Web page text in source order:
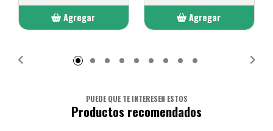
Agregar
Agregar
PUEDE QUE TE INTERESEN ESTOS
Productos recomendados